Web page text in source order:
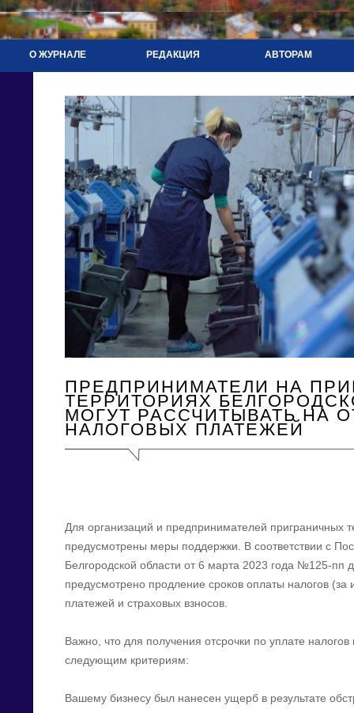
О ЖУРНАЛЕ РЕДАКЦИЯ АВТОРАМ
ПРЕДПРИНИМАТЕЛИ НА
ТЕРРИТОРИЯХ
МОГУТ РАССЧИТЫВАТЬ НА
НАЛОГОВЫХ ПЛАТЕЖЕЙ
Для организаций и предпринимателей приграничных
предусмотрены меры поддержки. В соответствии с
Белгородской области от 6 марта 2023 года №125-пп
предусмотрено продление сроков оплаты налогов
платежей и страховых взносов.
Важно, что для получения отсрочки по уплате налогов
следующим критериям:
Вашему бизнесу был нанесен ущерб в результате